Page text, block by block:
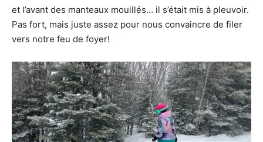
et l’avant des manteaux mouillés… il s’était mis à pleuvoir.
Pas fort, mais juste assez pour nous convaincre de filer
vers notre feu de foyer!